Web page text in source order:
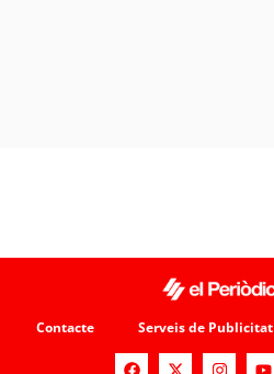
Contacte Serveis de Publicitat